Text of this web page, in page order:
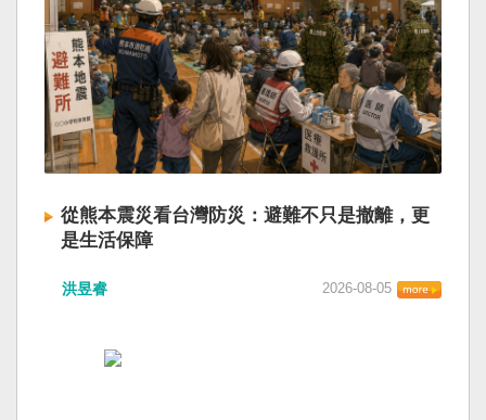
從熊本震災看台灣防災：避難不只是撤離，更
是生活保障
洪昱睿 2026-08-05